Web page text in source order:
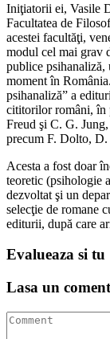
Iniţiatorii ei, Vasile
Facultatea de
acestei facultăţi,
modul cel mai grav
publice psihanaliză,
moment în
psihanaliză” a
cititorilor români, în
Freud şi C. G.
precum F. Dolto,
Acesta a fost doar
teoretic (psihologie
dezvoltat şi un
selecţie de romane
editurii, după care
Evalueaza si tu
Lasa un